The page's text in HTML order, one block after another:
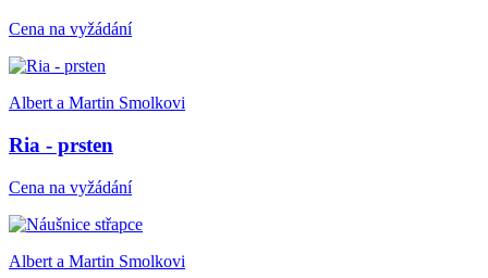
Cena na vyžádání
Albert a Martin Smolkovi
Ria - prsten
Cena na vyžádání
Albert a Martin Smolkovi